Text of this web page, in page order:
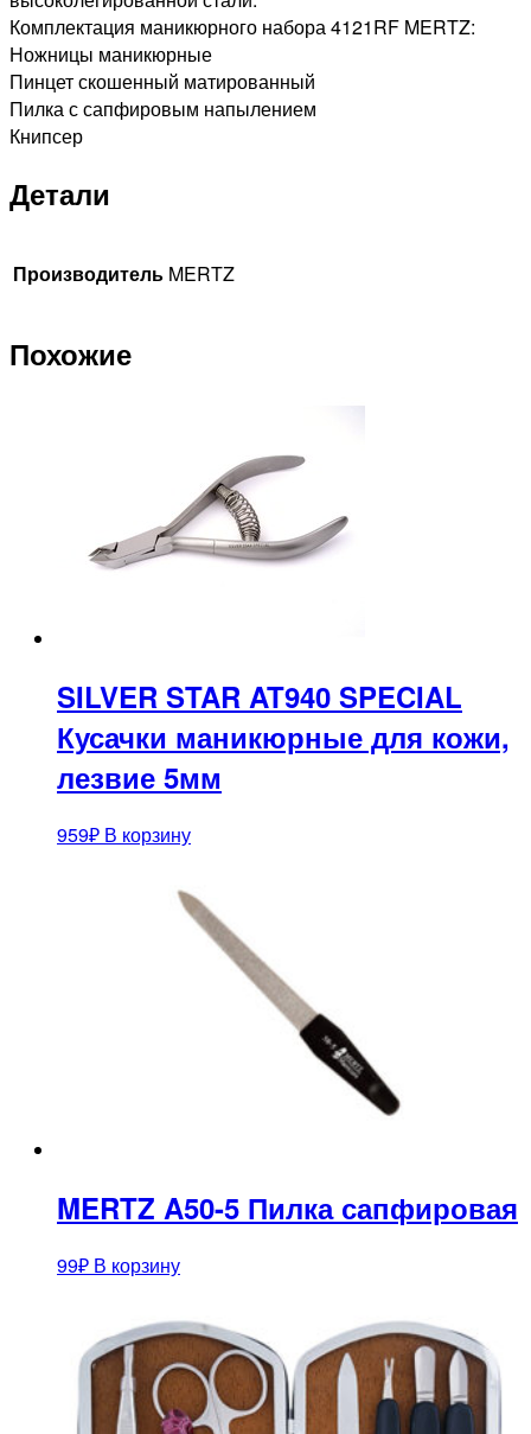
Комплектация маникюрного набора 4121RF MERTZ:
Ножницы маникюрные
Пинцет скошенный матированный
Пилка с сапфировым напылением
Книпсер
Детали
Производитель MERTZ
Похожие
SILVER STAR AT940 SPECIAL
Кусачки маникюрные для кожи,
лезвие 5мм
959₽ В корзину
MERTZ A50-5 Пилка сапфировая
99₽ В корзину